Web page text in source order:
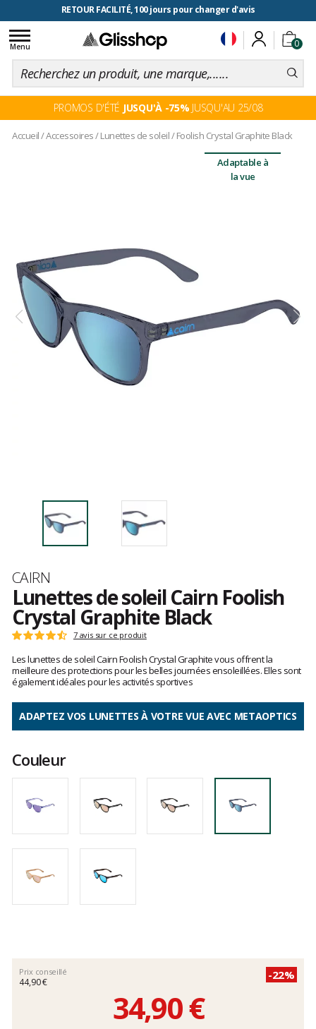
RETOUR FACILITÉ, 100 jours pour changer d'avis
0
Toggle
navigation
Menu
PROMOS D'ÉTÉ JUSQU'À -75% JUSQU'AU 25/08
Accueil/Accessoires/Lunettes de soleil/Foolish Crystal Graphite Black
Adaptable à
la vue
Marque
CAIRN
Lunettes de soleil Cairn Foolish
Crystal Graphite Black
Les
clients
Note
:
4.8
sur
7 avis sur ce produit
Les lunettes de soleil Cairn Foolish Crystal Graphite vous offrent la
meilleure des protections pour les belles journées ensoleillées. Elles sont
également idéales pour les activités sportives
ADAPTEZ VOS LUNETTES À VOTRE VUE AVEC METAOPTICS
Couleur
Prix conseillé
44,90 €
-22%
34,90 €